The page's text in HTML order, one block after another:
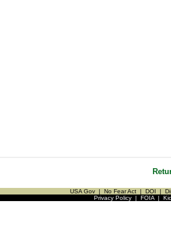
USA Gov | No Fear Act | DOI |
Privacy Policy| FOIA|